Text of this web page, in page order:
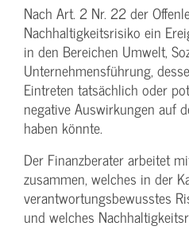
Nach Art. 2 Nr. 22 der
Nachhaltigkeitsrisiko ein
in den Bereichen Umwelt,
Unternehmensführung,
Eintreten tatsächlich oder
negative Auswirkungen auf
haben könnte.
Der Finanzberater arbeitet
zusammen, welches in der
verantwortungsbewusstes
und welches